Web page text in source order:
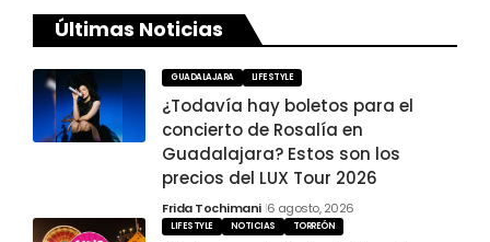
Últimas Noticias
GUADALAJARA LIFESTYLE
¿Todavía hay boletos para el
concierto de Rosalía en
Guadalajara? Estos son los
precios del LUX Tour 2026
Frida Tochimani 6 agosto, 2026
LIFESTYLE NOTICIAS TORREÓN